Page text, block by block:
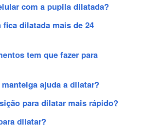
com a pupila dilatada?
dilatada mais de 24
tem que fazer para
ajuda a dilatar?
para dilatar mais rápido?
dilatar?